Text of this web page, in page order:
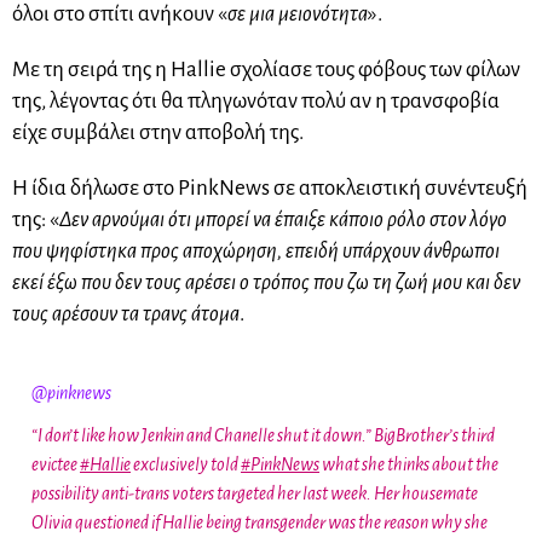
όλοι στο σπίτι ανήκουν «σε μια μειονότητα».
Με τη σειρά της η Hallie σχολίασε τους φόβους των φίλων
της, λέγοντας ότι θα πληγωνόταν πολύ αν η τρανσφοβία
είχε συμβάλει στην αποβολή της.
Η ίδια δήλωσε στο PinkNews σε αποκλειστική συνέντευξή
της: «Δεν αρνούμαι ότι μπορεί να έπαιξε κάποιο ρόλο στον λόγο
που ψηφίστηκα προς αποχώρηση, επειδή υπάρχουν άνθρωποι
εκεί έξω που δεν τους αρέσει ο τρόπος που ζω τη ζωή μου και δεν
τους αρέσουν τα τρανς άτομα.
@pinknews
“I don’t like how Jenkin and Chanelle shut it down.” BigBrother’s third
evictee#Hallieexclusively told#PinkNewswhat she thinks about the
possibility anti-trans voters targeted her last week. Her housemate
Olivia questioned if Hallie being transgender was the reason why she